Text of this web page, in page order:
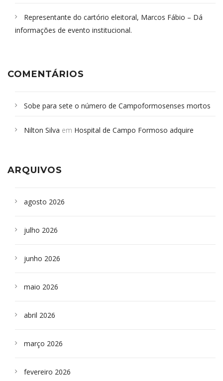
Representante do cartório eleitoral, Marcos Fábio – Dá
informações de evento institucional.
COMENTÁRIOS
Sobe para sete o número de Campoformosenses mortos
Campoformosenses que morreram em desabamentos são
Nilton Silva em Hospital de Campo Formoso adquire
ARQUIVOS
agosto 2026
julho 2026
junho 2026
maio 2026
abril 2026
março 2026
fevereiro 2026